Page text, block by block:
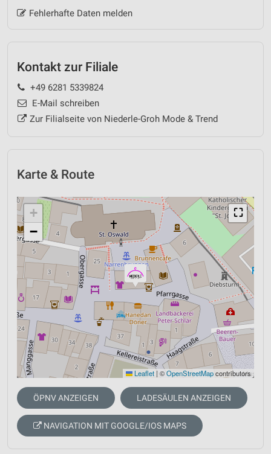
Fehlerhafte Daten melden
Kontakt zur Filiale
+49 6281 5339824
E-Mail schreiben
Zur Filialseite von Niederle-Groh Mode & Trend
Karte & Route
⛶
+
−
Leaflet | ©OpenStreetMapcontributors
ÖPNV ANZEIGEN LADESÄULEN ANZEIGEN
NAVIGATION MIT GOOGLE/IOS MAPS